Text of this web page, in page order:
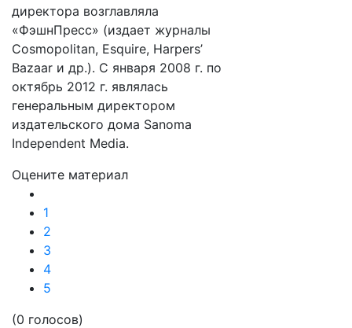
директора возглавляла
«ФэшнПресс» (издает журналы
Cosmopolitan, Esquire, Harpers’
Bazaar и др.). С января 2008 г. по
октябрь 2012 г. являлась
генеральным директором
издательского дома Sanoma
Independent Media.
Оцените материал
1
2
3
4
5
(0 голосов)